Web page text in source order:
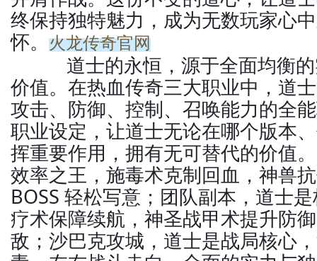
终保持独特魅力，成为无数玩家心
怀。 火龙传奇官网
道士的永恒，源于全面均衡的
价值。在热血传奇三大职业中，道
攻击、防御、控制、召唤能力的全
职业设定，让道士无论在哪个版本
挥重要作用，拥有无可替代的价值
效率之王，施毒术克制回血，神兽
BOSS 轻松写意；团队副本，道士
疗术保障续航，神圣战甲术提升防
敌；沙巴克攻城，道士是战局核心